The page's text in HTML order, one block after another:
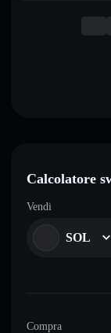
Calcolatore
Vendi
SOL
Compra